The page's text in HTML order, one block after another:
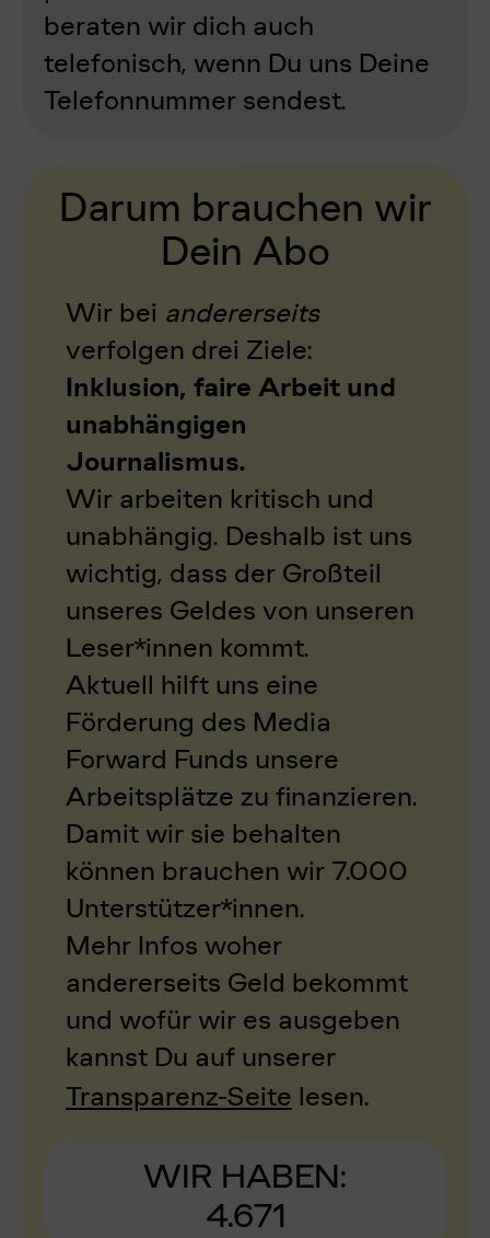
beraten wir dich auch
telefonisch, wenn Du uns Deine
Telefonnummer sendest.
Darum brauchen wir
Dein Abo
Wir bei andererseits
verfolgen drei Ziele:
Inklusion, faire Arbeit und
unabhängigen
Journalismus.
Wir arbeiten kritisch und
unabhängig. Deshalb ist uns
wichtig, dass der Großteil
unseres Geldes von unseren
Leser*innen kommt.
Aktuell hilft uns eine
Förderung des Media
Forward Funds unsere
Arbeitsplätze zu finanzieren.
Damit wir sie behalten
können brauchen wir 7.000
Unterstützer*innen.
Mehr Infos woher
andererseits Geld bekommt
und wofür wir es ausgeben
kannst Du auf unserer
Transparenz-Seite lesen.
WIR HABEN:
4.671